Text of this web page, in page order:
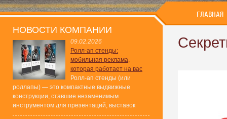
ГЛАВНАЯ
НОВОСТИ КОМПАНИИ
09.02.2026
Ролл-ап стенды:
мобильная реклама,
которая работает на вас
Ролл-ап стенды (или
роллапы) — это компактные выдвижные
конструкции, ставшие незаменимым
инструментом для презентаций, выставок